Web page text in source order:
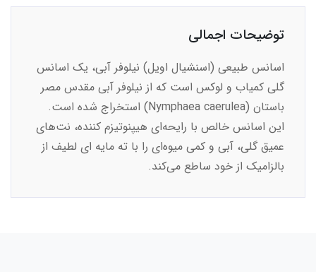
توضیحات اجمالی
اسانس طبیعی (اسنشیال اویل) نیلوفر آبی، یک اسانس
گلی کمیاب و لوکس است که از نیلوفر آبی مقدس مصر
باستان (Nymphaea caerulea) استخراج شده است.
این اسانس خالص با رایحه‌ای هیپنوتیزم‌ کننده، نت‌های
عمیق گلی، آبی و کمی میوه‌ای را با ته‌ مایه‌ ای لطیف از
بالزامیک از خود ساطع می‌کند.